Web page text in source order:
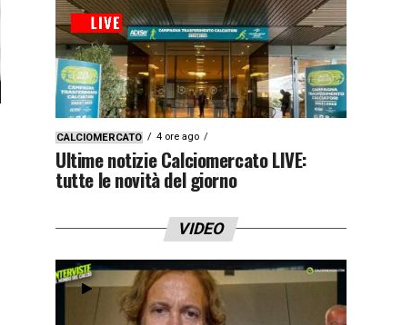
CALCIOMERCATO 4 ore ago
Ultime notizie Calciomercato LIVE:
tutte le novità del giorno
VIDEO